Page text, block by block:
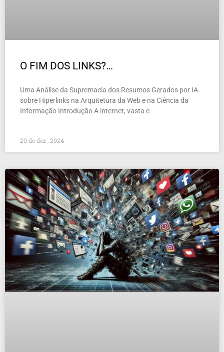
O FIM DOS LINKS?…
Uma Análise da Supremacia dos Resumos Gerados por IA
sobre Hiperlinks na Arquitetura da Web e na Ciência da
Informação Introdução A internet, vasta e
20 de dez , 2024